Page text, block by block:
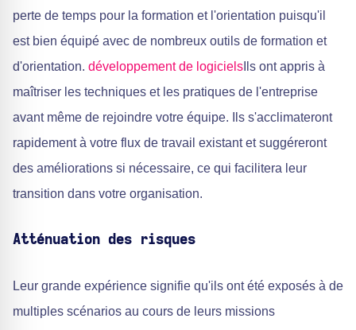
perte de temps pour la formation et l'orientation puisqu'il
est bien équipé avec de nombreux outils de formation et
d'orientation. développement de logiciels Ils ont appris à
maîtriser les techniques et les pratiques de l'entreprise
avant même de rejoindre votre équipe. Ils s'acclimateront
rapidement à votre flux de travail existant et suggéreront
des améliorations si nécessaire, ce qui facilitera leur
transition dans votre organisation.
Atténuation des risques
Leur grande expérience signifie qu'ils ont été exposés à de
multiples scénarios au cours de leurs missions